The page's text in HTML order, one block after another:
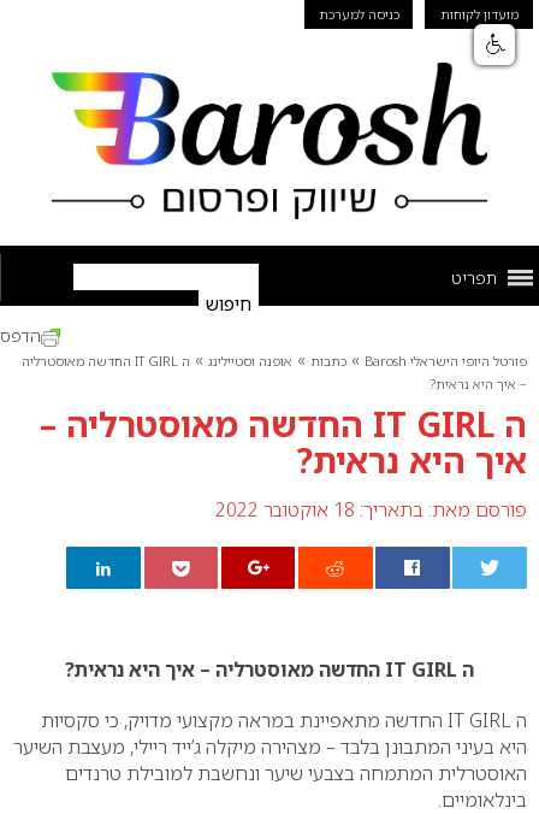
מועדון לקוחות כניסה למערכת
תפריט
פורטל היופי הישראלי Barosh » כתבות » אופנה וסטיילינג »
ה IT GIRL החדשה מאוסטרליה
– איך היא נראית?
ה IT GIRL החדשה מאוסטרליה –
איך היא נראית?
פורסם מאת: בתאריך: 18 אוקטובר 2022
הדפס
ה IT GIRL החדשה מאוסטרליה – איך היא נראית?
ה IT GIRL החדשה מתאפיינת במראה מקצועי מדויק, כי סקסיות
היא בעיני המתבונן בלבד – מצהירה מיקלה ג’ייד ריילי, מעצבת השיער
האוסטרלית המתמחה בצבעי שיער ונחשבת למובילת טרנדים
בינלאומיים.